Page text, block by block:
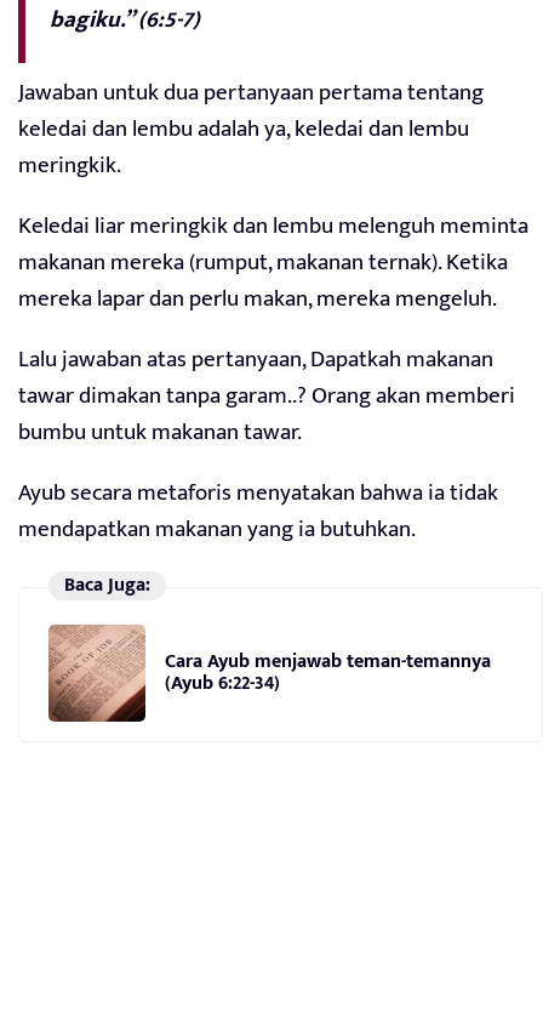
bagiku.” (6:5-7)
Jawaban untuk dua pertanyaan pertama tentang
keledai dan lembu adalah ya, keledai dan lembu
meringkik.
Keledai liar meringkik dan lembu melenguh meminta
makanan mereka (rumput, makanan ternak). Ketika
mereka lapar dan perlu makan, mereka mengeluh.
Lalu jawaban atas pertanyaan, Dapatkah makanan
tawar dimakan tanpa garam..? Orang akan memberi
bumbu untuk makanan tawar.
Ayub secara metaforis menyatakan bahwa ia tidak
mendapatkan makanan yang ia butuhkan.
Baca Juga:
Cara Ayub menjawab teman-temannya
(Ayub 6:22-34)